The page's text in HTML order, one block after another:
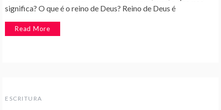
significa? O que é o reino de Deus? Reino de Deus é
Read More
ESCRITURA